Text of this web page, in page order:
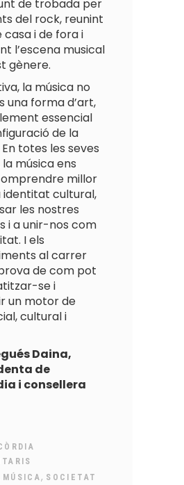
de trobada per
del rock, reunint
i de fora i
l’escena musical
gènere.
la música no
una forma d’art,
essencial
de la
totes les seves
música ens
millor
identitat cultural,
les nostres
i a unir-nos com
I els
al carrer
de com pot
se i
un motor de
cultural i
Daina,
de
i consellera
MÚSICA, SOCIETAT